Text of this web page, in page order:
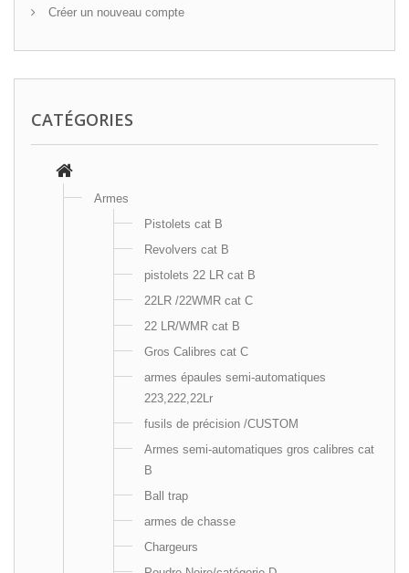
Créer un nouveau compte
CATÉGORIES
Armes
Pistolets cat B
Revolvers cat B
pistolets 22 LR cat B
22LR /22WMR cat C
22 LR/WMR cat B
Gros Calibres cat C
armes épaules semi-automatiques
223,222,22Lr
fusils de précision /CUSTOM
Armes semi-automatiques gros calibres cat
B
Ball trap
armes de chasse
Chargeurs